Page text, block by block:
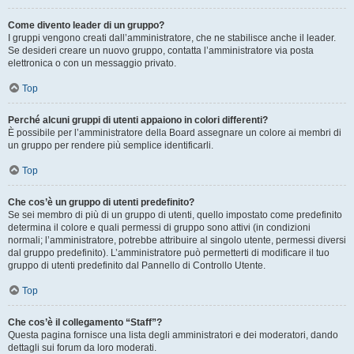
Come divento leader di un gruppo?
I gruppi vengono creati dall’amministratore, che ne stabilisce anche il leader.
Se desideri creare un nuovo gruppo, contatta l’amministratore via posta
elettronica o con un messaggio privato.
Top
Perché alcuni gruppi di utenti appaiono in colori differenti?
È possibile per l’amministratore della Board assegnare un colore ai membri di
un gruppo per rendere più semplice identificarli.
Top
Che cos’è un gruppo di utenti predefinito?
Se sei membro di più di un gruppo di utenti, quello impostato come predefinito
determina il colore e quali permessi di gruppo sono attivi (in condizioni
normali; l’amministratore, potrebbe attribuire al singolo utente, permessi diversi
dal gruppo predefinito). L’amministratore può permetterti di modificare il tuo
gruppo di utenti predefinito dal Pannello di Controllo Utente.
Top
Che cos’è il collegamento “Staff”?
Questa pagina fornisce una lista degli amministratori e dei moderatori, dando
dettagli sui forum da loro moderati.